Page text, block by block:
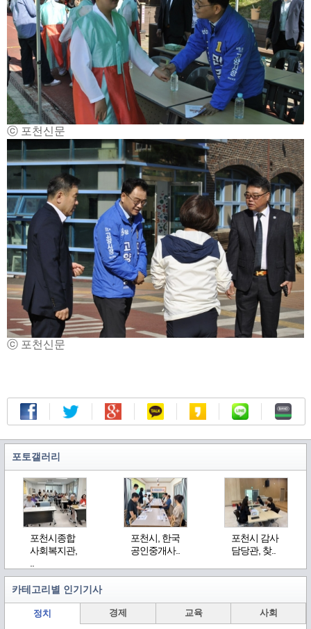
ⓒ 포천신문
ⓒ 포천신문
포토갤러리
포천시종합
사회복지관,
포천시, 한국
공인중개사..
포천시 감사
담당관, 찾..
카테고리별 인기기사
정치 경제 교육 사회